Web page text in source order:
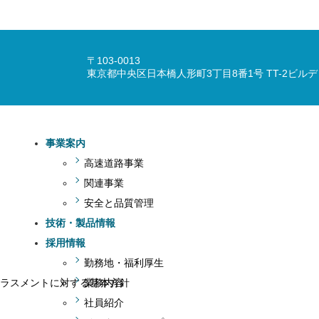
〒103-0013
東京都中央区日本橋人形町3丁目8番1号 TT-2ビル
スメントに対する基本方針
事業案内
高速道路事業
関連事業
安全と品質管理
技術・製品情報
採用情報
勤務地・福利厚生
業務内容
社員紹介